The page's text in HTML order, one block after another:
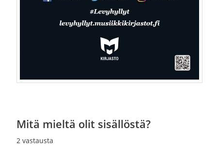
Mitä mieltä olit sisällöstä?
2 vastausta